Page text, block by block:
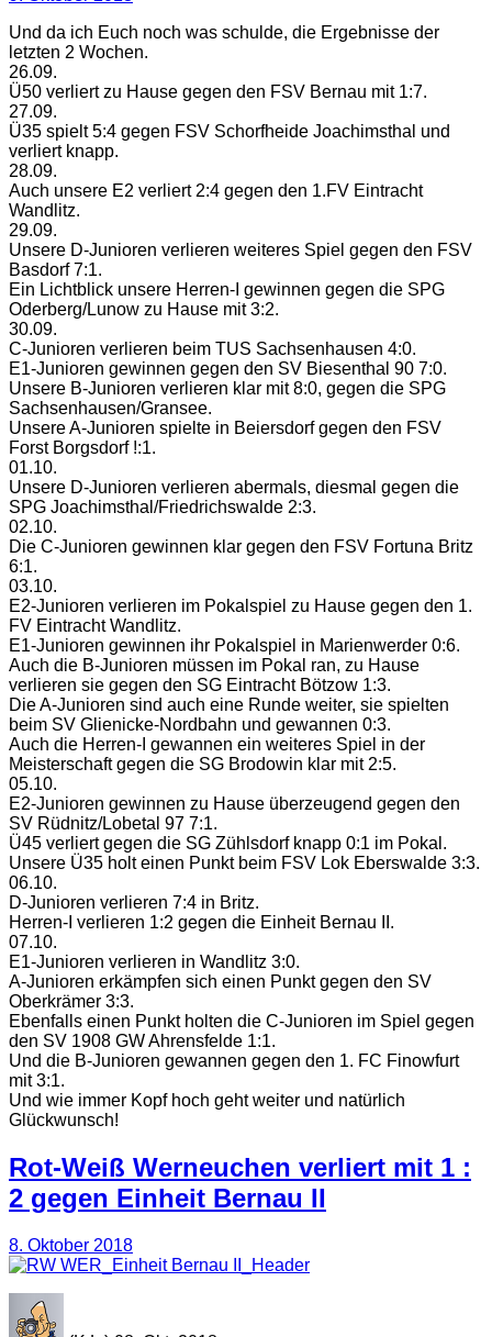
Und da ich Euch noch was schulde, die Ergebnisse der
letzten 2 Wochen.
26.09.
Ü50 verliert zu Hause gegen den FSV Bernau mit 1:7.
27.09.
Ü35 spielt 5:4 gegen FSV Schorfheide Joachimsthal und
verliert knapp.
28.09.
Auch unsere E2 verliert 2:4 gegen den 1.FV Eintracht
Wandlitz.
29.09.
Unsere D-Junioren verlieren weiteres Spiel gegen den FSV
Basdorf 7:1.
Ein Lichtblick unsere Herren-I gewinnen gegen die SPG
Oderberg/Lunow zu Hause mit 3:2.
30.09.
C-Junioren verlieren beim TUS Sachsenhausen 4:0.
E1-Junioren gewinnen gegen den SV Biesenthal 90 7:0.
Unsere B-Junioren verlieren klar mit 8:0, gegen die SPG
Sachsenhausen/Gransee.
Unsere A-Junioren spielte in Beiersdorf gegen den FSV
Forst Borgsdorf !:1.
01.10.
Unsere D-Junioren verlieren abermals, diesmal gegen die
SPG Joachimsthal/Friedrichswalde 2:3.
02.10.
Die C-Junioren gewinnen klar gegen den FSV Fortuna Britz
6:1.
03.10.
E2-Junioren verlieren im Pokalspiel zu Hause gegen den 1.
FV Eintracht Wandlitz.
E1-Junioren gewinnen ihr Pokalspiel in Marienwerder 0:6.
Auch die B-Junioren müssen im Pokal ran, zu Hause
verlieren sie gegen den SG Eintracht Bötzow 1:3.
Die A-Junioren sind auch eine Runde weiter, sie spielten
beim SV Glienicke-Nordbahn und gewannen 0:3.
Auch die Herren-I gewannen ein weiteres Spiel in der
Meisterschaft gegen die SG Brodowin klar mit 2:5.
05.10.
E2-Junioren gewinnen zu Hause überzeugend gegen den
SV Rüdnitz/Lobetal 97 7:1.
Ü45 verliert gegen die SG Zühlsdorf knapp 0:1 im Pokal.
Unsere Ü35 holt einen Punkt beim FSV Lok Eberswalde 3:3.
06.10.
D-Junioren verlieren 7:4 in Britz.
Herren-I verlieren 1:2 gegen die Einheit Bernau II.
07.10.
E1-Junioren verlieren in Wandlitz 3:0.
A-Junioren erkämpfen sich einen Punkt gegen den SV
Oberkrämer 3:3.
Ebenfalls einen Punkt holten die C-Junioren im Spiel gegen
den SV 1908 GW Ahrensfelde 1:1.
Und die B-Junioren gewannen gegen den 1. FC Finowfurt
mit 3:1.
Und wie immer Kopf hoch geht weiter und natürlich
Glückwunsch!
Rot-Weiß Werneuchen verliert mit 1 :
2 gegen Einheit Bernau II
8. Oktober 2018